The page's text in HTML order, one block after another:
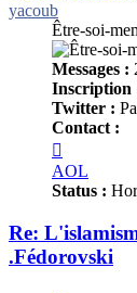
yacoub
Être-soi-
Messages :
Inscription
Twitter :
Contact :
yacoub
AOL
Status :
Re:
.Fédorovski